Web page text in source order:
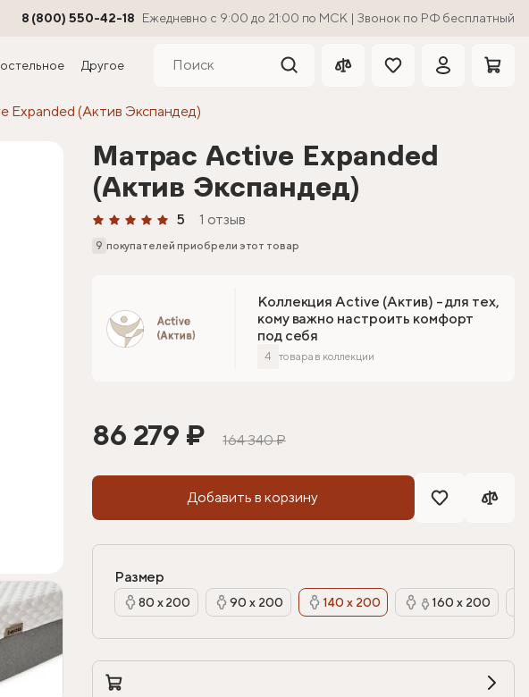
8 (800) 550-42-18 Ежедневно с 9:00 до 21:00 по МСК | Звонок по РФ бесплатный
Другое
Expanded (Актив Экспандед)
Матрас Active Expanded
(Актив Экспандед)
5 1 отзыв
9 покупателей приобрели этот товар
Коллекция Active (Актив) - для тех,
кому важно настроить комфорт
под себя
4 товара в коллекции
86 279 ₽ 164 340 ₽
Добавить в корзину
Размер
80 х 200 90 х 200 140 х 200 160 х 200